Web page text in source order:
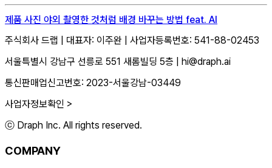
제품 사진 야외 촬영한 것처럼 배경 바꾸는 방법 feat. AI
주식회사 드랩
대표자: 이주완
사업자등록번호: 541-88-02453
서울특별시 강남구 선릉로 551 새롬빌딩 5층
hi@draph.ai
통신판매업신고번호: 2023-서울강남-03449
사업자정보확인 >
ⓒ Draph Inc. All rights reserved.
COMPANY